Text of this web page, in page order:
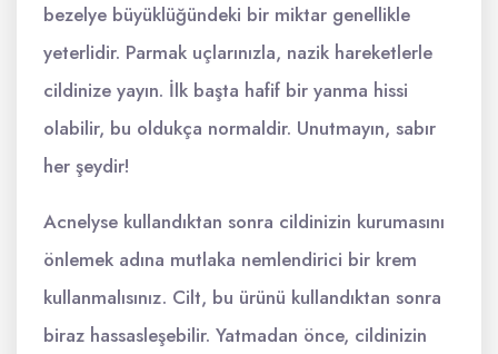
bezelye büyüklüğündeki bir miktar genellikle
yeterlidir. Parmak uçlarınızla, nazik hareketlerle
cildinize yayın. İlk başta hafif bir yanma hissi
olabilir, bu oldukça normaldir. Unutmayın, sabır
her şeydir!
Acnelyse kullandıktan sonra cildinizin kurumasını
önlemek adına mutlaka nemlendirici bir krem
kullanmalısınız. Cilt, bu ürünü kullandıktan sonra
biraz hassasleşebilir. Yatmadan önce, cildinizin